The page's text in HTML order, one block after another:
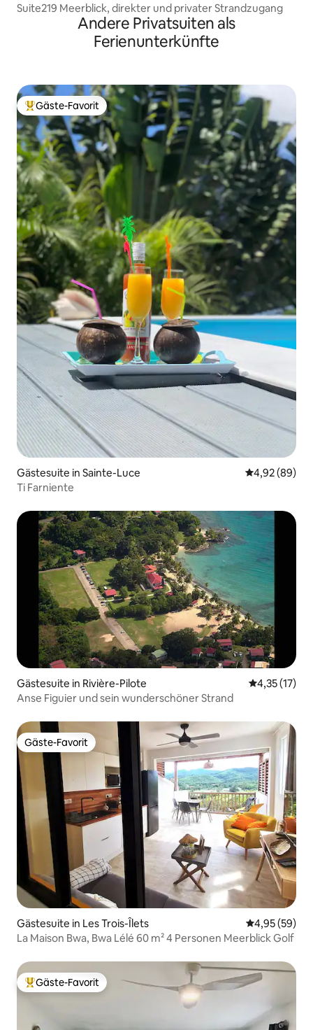
Suite219 Meerblick, direkter und privater Strandzugang
Andere Privatsuiten als
Ferienunterkünfte
Beliebter Gäste-Favorit.
Gäste-Favorit
Gästesuite in Sainte-Luce
4,92 (89)
Ti Farniente
Gästesuite in Rivière-Pilote
4,35 (17)
Anse Figuier und sein wunderschöner Strand
Gäste-Favorit
Gäste-Favorit
Gästesuite in Les Trois-Îlets
4,95 (59)
La Maison Bwa, Bwa Lélé 60 m² 4 Personen Meerblick Golf
Beliebter Gäste-Favorit.
Gäste-Favorit